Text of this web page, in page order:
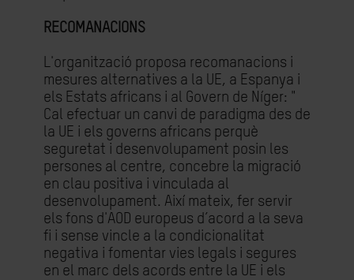
RECOMANACIONS
L'organització proposa recomanacions i
mesures alternatives a la UE, a Espanya i
els Estats africans i al Govern de Níger: "
Cal efectuar un canvi de paradigma des de
la UE i els governs africans perquè
seguretat i desenvolupament posin les
persones al centre, concebre la migració
en clau positiva i vinculada al
desenvolupament. Així mateix, fer servir
els fons d'AOD europeus d’acord a la seva
fi i sense vincle a la condicionalitat
negativa i fomentar vies legals i segures
en el marc dels acords entre la UE i els